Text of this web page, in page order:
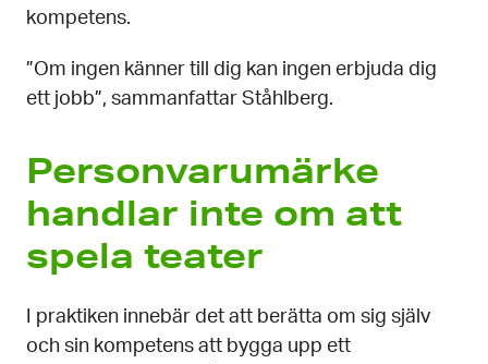
kompetens.
”Om ingen känner till dig kan ingen erbjuda dig
ett jobb”, sammanfattar Ståhlberg.
Person­varumärke
handlar inte om att
spela teater
I praktiken innebär det att berätta om sig själv
och sin kompetens att bygga upp ett